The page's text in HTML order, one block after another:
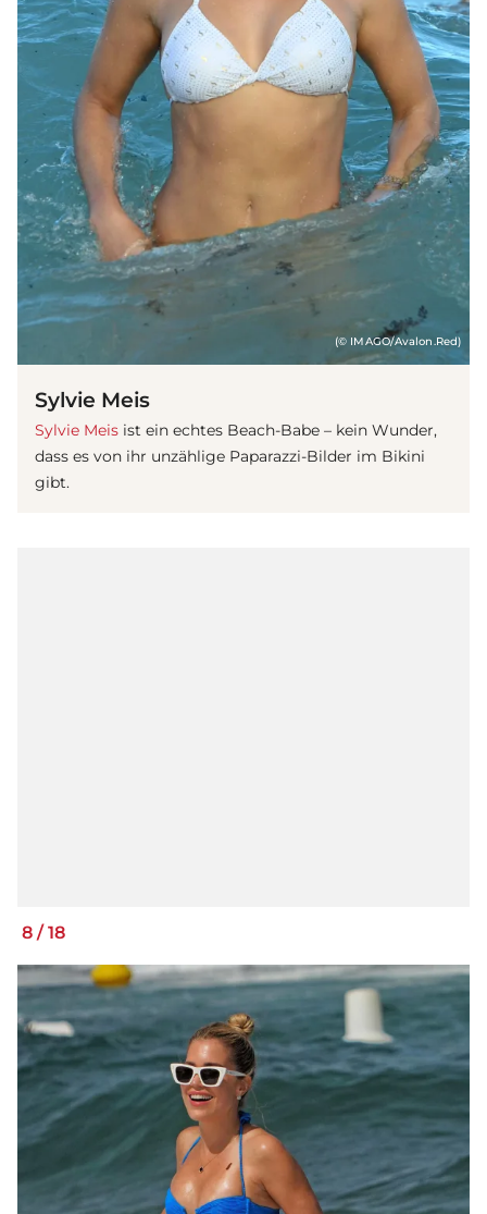
(© IMAGO/Avalon.Red)
Sylvie Meis
Sylvie Meis ist ein echtes Beach-Babe – kein Wunder,
dass es von ihr unzählige Paparazzi-Bilder im Bikini
gibt.
8 /18